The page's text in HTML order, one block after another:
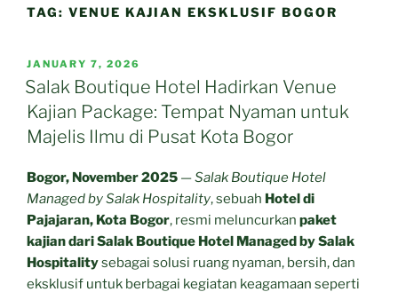
TAG: VENUE KAJIAN EKSKLUSIF BOGOR
POSTED
ON
JANUARY 7, 2026
Salak Boutique Hotel Hadirkan Venue
Kajian Package: Tempat Nyaman untuk
Majelis Ilmu di Pusat Kota Bogor
Bogor, November 2025 —Salak Boutique Hotel
Managed by Salak Hospitality, sebuah Hotel di
Pajajaran, Kota Bogor, resmi meluncurkan paket
kajian dari Salak Boutique Hotel Managed by Salak
Hospitalitysebagai solusi ruang nyaman, bersih, dan
eksklusif untuk berbagai kegiatan keagamaan seperti